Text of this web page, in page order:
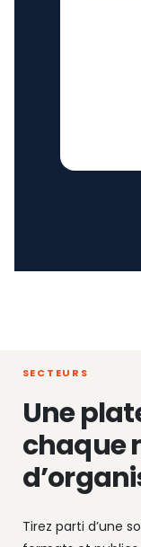
SECTEURS
Une
chaque
Tirez parti d’une